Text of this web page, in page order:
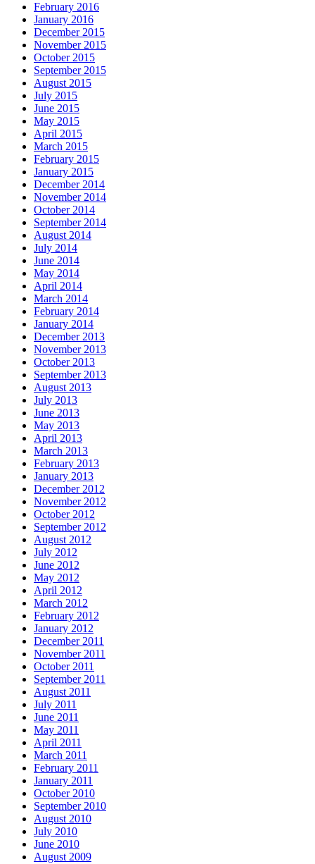
February 2016
January 2016
December 2015
November 2015
October 2015
September 2015
August 2015
July 2015
June 2015
May 2015
April 2015
March 2015
February 2015
January 2015
December 2014
November 2014
October 2014
September 2014
August 2014
July 2014
June 2014
May 2014
April 2014
March 2014
February 2014
January 2014
December 2013
November 2013
October 2013
September 2013
August 2013
July 2013
June 2013
May 2013
April 2013
March 2013
February 2013
January 2013
December 2012
November 2012
October 2012
September 2012
August 2012
July 2012
June 2012
May 2012
April 2012
March 2012
February 2012
January 2012
December 2011
November 2011
October 2011
September 2011
August 2011
July 2011
June 2011
May 2011
April 2011
March 2011
February 2011
January 2011
October 2010
September 2010
August 2010
July 2010
June 2010
August 2009